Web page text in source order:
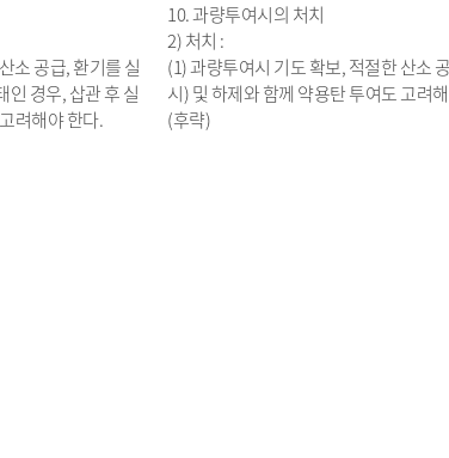
소 공급, 환기를 실
경우, 삽관 후 실
려해야 한다.
10. 과량투여시의 처치
2) 처치 :
(1) 과량투여시 기도 확보, 적절한 산소
시) 및 하제와 함께 약용탄 투여도 고려
(후략)